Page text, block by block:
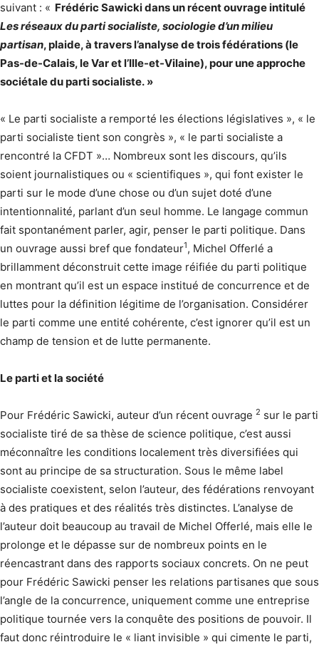
suivant : « Frédéric Sawicki dans un récent ouvrage intitulé
Les réseaux du parti socialiste, sociologie d’un milieu
partisan, plaide, à travers l’analyse de trois fédérations (le
Pas-de-Calais, le Var et l’Ille-et-Vilaine), pour une approche
sociétale du parti socialiste. »
« Le parti socialiste a remporté les élections législatives », « le
parti socialiste tient son congrès », « le parti socialiste a
rencontré la CFDT »… Nombreux sont les discours, qu’ils
soient journalistiques ou « scientifiques », qui font exister le
parti sur le mode d’une chose ou d’un sujet doté d’une
intentionnalité, parlant d’un seul homme. Le langage commun
fait spontanément parler, agir, penser le parti politique. Dans
un ouvrage aussi bref que fondateur1, Michel Offerlé a
brillamment déconstruit cette image réifiée du parti politique
en montrant qu’il est un espace institué de concurrence et de
luttes pour la définition légitime de l’organisation. Considérer
le parti comme une entité cohérente, c’est ignorer qu’il est un
champ de tension et de lutte permanente.
Le parti et la société
Pour Frédéric Sawicki, auteur d’un récent ouvrage 2 sur le parti
socialiste tiré de sa thèse de science politique, c’est aussi
méconnaître les conditions localement très diversifiées qui
sont au principe de sa structuration. Sous le même label
socialiste coexistent, selon l’auteur, des fédérations renvoyant
à des pratiques et des réalités très distinctes. L’analyse de
l’auteur doit beaucoup au travail de Michel Offerlé, mais elle le
prolonge et le dépasse sur de nombreux points en le
réencastrant dans des rapports sociaux concrets. On ne peut
pour Frédéric Sawicki penser les relations partisanes que sous
l’angle de la concurrence, uniquement comme une entreprise
politique tournée vers la conquête des positions de pouvoir. Il
faut donc réintroduire le « liant invisible » qui cimente le parti,